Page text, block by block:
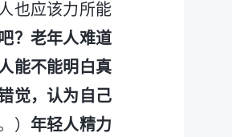
人也应该力所能
？老年人难道
能不能明白真
觉，认为自己
） 年轻人精力